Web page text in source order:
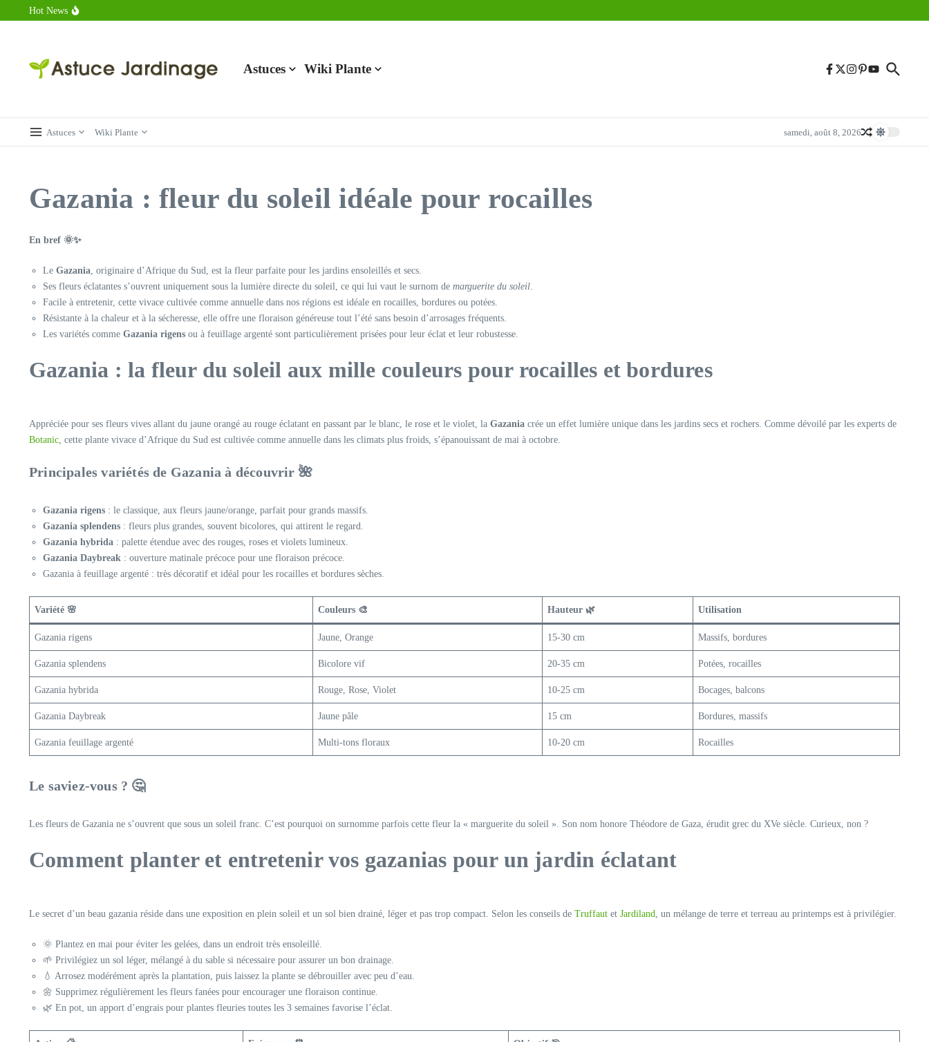
Aller au contenu
Hot News
Combien de calories dans un croque monsieur en 2025 ?
Astuces Wiki Plante
Astuces Wiki Plante samedi, août 8, 2026
Gazania : fleur du soleil idéale pour rocailles
En bref 🌞✨
Le Gazania, originaire d’Afrique du Sud, est la fleur parfaite pour les jardins ensoleillés et secs.
Ses fleurs éclatantes s’ouvrent uniquement sous la lumière directe du soleil, ce qui lui vaut le surnom de marguerite du soleil.
Facile à entretenir, cette vivace cultivée comme annuelle dans nos régions est idéale en rocailles, bordures ou potées.
Résistante à la chaleur et à la sécheresse, elle offre une floraison généreuse tout l’été sans besoin d’arrosages fréquents.
Les variétés comme Gazania rigens ou à feuillage argenté sont particulièrement prisées pour leur éclat et leur robustesse.
Gazania : la fleur du soleil aux mille couleurs pour rocailles et bordures
Appréciée pour ses fleurs vives allant du jaune orangé au rouge éclatant en passant par le blanc, le rose et le violet, la Gazania crée un effet lumière unique dans les jardins secs et rochers. Comme dévoilé par les experts de
Botanic, cette plante vivace d’Afrique du Sud est cultivée comme annuelle dans les climats plus froids, s’épanouissant de mai à octobre.
Principales variétés de Gazania à découvrir 🌺
Gazania rigens : le classique, aux fleurs jaune/orange, parfait pour grands massifs.
Gazania splendens : fleurs plus grandes, souvent bicolores, qui attirent le regard.
Gazania hybrida : palette étendue avec des rouges, roses et violets lumineux.
Gazania Daybreak : ouverture matinale précoce pour une floraison précoce.
Gazania à feuillage argenté : très décoratif et idéal pour les rocailles et bordures sèches.
Variété 🌸 Couleurs 🎨 Hauteur 🌿 Utilisation
Gazania rigens Jaune, Orange 15-30 cm Massifs, bordures
Gazania splendens Bicolore vif 20-35 cm Potées, rocailles
Gazania hybrida Rouge, Rose, Violet 10-25 cm Bocages, balcons
Gazania Daybreak Jaune pâle 15 cm Bordures, massifs
Gazania feuillage argenté Multi-tons floraux 10-20 cm Rocailles
Le saviez-vous ? 🤔
Les fleurs de Gazania ne s’ouvrent que sous un soleil franc. C’est pourquoi on surnomme parfois cette fleur la « marguerite du soleil ». Son nom honore Théodore de Gaza, érudit grec du XVe siècle. Curieux, non ?
Comment planter et entretenir vos gazanias pour un jardin éclatant
Le secret d’un beau gazania réside dans une exposition en plein soleil et un sol bien drainé, léger et pas trop compact. Selon les conseils de Truffaut et Jardiland, un mélange de terre et terreau au printemps est à privilégier.
🌞 Plantez en mai pour éviter les gelées, dans un endroit très ensoleillé.
🌱 Privilégiez un sol léger, mélangé à du sable si nécessaire pour assurer un bon drainage.
💧 Arrosez modérément après la plantation, puis laissez la plante se débrouiller avec peu d’eau.
🌼 Supprimez régulièrement les fleurs fanées pour encourager une floraison continue.
🌿 En pot, un apport d’engrais pour plantes fleuries toutes les 3 semaines favorise l’éclat.